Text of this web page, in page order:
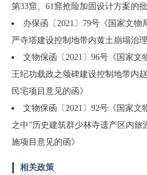
第33窟、61窟抢险加固设计方案的批
办保函〔2021〕79号《国家文物
严寺塔建设控制地带内黄土崩塌治
文物保函〔2021〕96号《国家文
王纪功载政之颂碑建设控制地带内
民宅项目意见的函》
文物保函〔2021〕92号《国家文
之中”历史建筑群少林寺遗产区内旅
施项目意见的函》
相关政策